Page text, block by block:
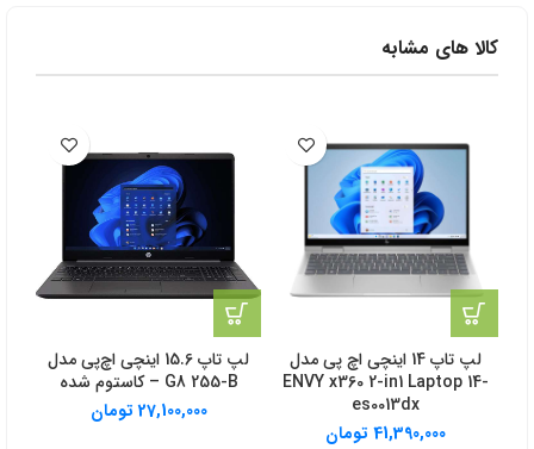
کالا های مشابه
لپ تاپ 14 اینچی اچ‌ پی مدل
ENVY x360 2-in1 Laptop 14-
es0013dx
41,390,000 تومان
لپ تاپ 15.6 اینچی اچ‌پی مدل
G8 255-B – کاستوم شده
27,100,000 تومان